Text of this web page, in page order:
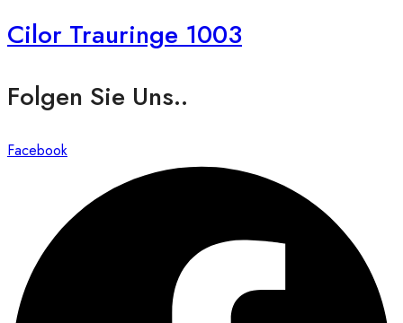
Cilor Trauringe 1003
Folgen Sie Uns..
Facebook